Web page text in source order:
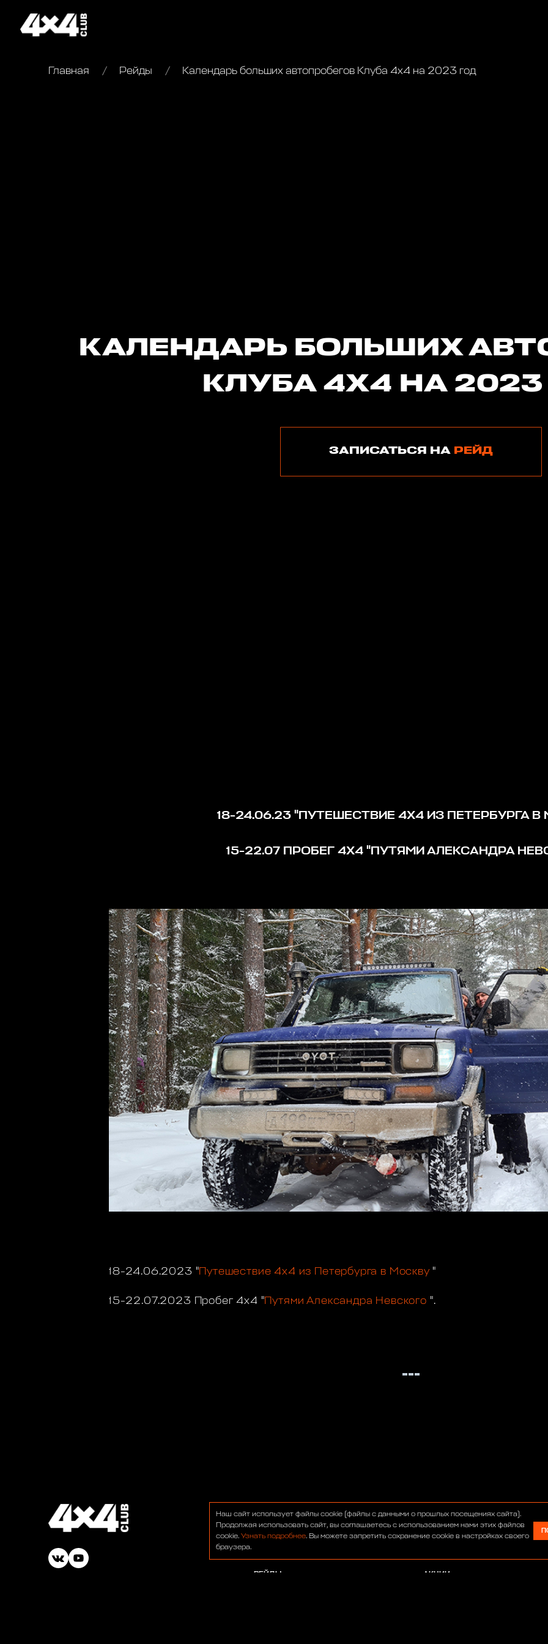
Главная Рейды Календарь больших автопробегов Клуба 4х4 на 2023 год
КАЛЕНДАРЬ БОЛЬШИХ
КЛУБА 4Х4 НА
ЗАПИСАТЬСЯ НА РЕЙД
18-24.06.23 "ПУТЕШЕСТВИЕ 4Х4 ИЗ ПЕТЕРБУРГА В
15-22.07 ПРОБЕГ 4Х4 "ПУТЯМИ АЛЕКСАНДРА
18-24.06.2023 " Путешествие 4х4 из Петербурга в Москву"
15-22.07.2023 Пробег 4х4 " Путями Александра Невского ".
ФОРУМ
НОВОСТИ
БАР
РЕЙДЫ
СЕРВИС
АВТОСАЛОН
АКЦИИ
Наш сайт использует файлы cookie (файлы с данными о прошлых посещениях сайта).
Продолжая использовать сайт, вы соглашаетесь с использованием нами этих файлов
cookie. Узнать подробнее. Вы можете запретить сохранение cookie в настройках своего
браузера.